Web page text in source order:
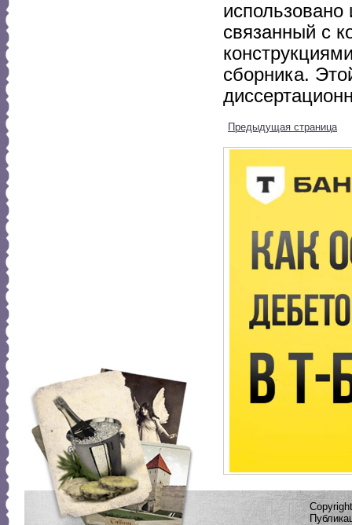
связанный с
сборника.
Предыдущая страница